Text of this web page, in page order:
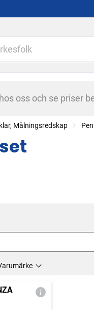
oss och se priser
Målningsredskap